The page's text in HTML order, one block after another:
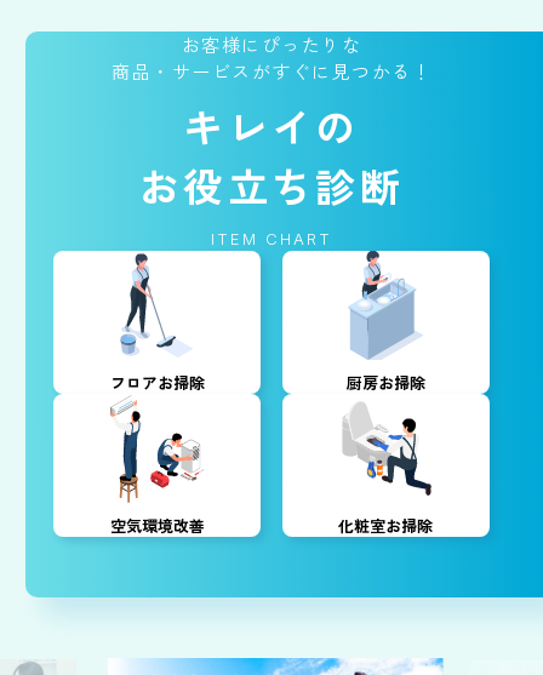
お客様にぴったりな
商品・ サービスがすぐに見つかる！
キレイの
お役立ち診断
ITEM CHART
フロアお掃除 厨房お掃除
空気環境改善 化粧室お掃除